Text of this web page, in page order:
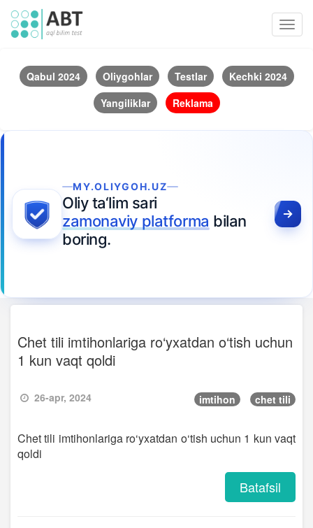
Qabul 2024 Oliygohlar Testlar
Kechki 2024
Yangiliklar
Reklama
MY.OLIYGOH.UZ
Oliy ta‘lim sari
zamonaviy platforma bilan
boring.
Chet tili imtihonlariga ro‘yxatdan o‘tish uchun
1 kun vaqt qoldi
26-apr, 2024 imtihon chet tili
Chet tili imtihonlariga ro‘yxatdan o‘tish uchun 1 kun vaqt
qoldi
Batafsil